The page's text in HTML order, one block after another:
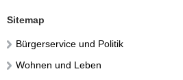
Sitemap
Bürgerservice und Politik
Wohnen und Leben